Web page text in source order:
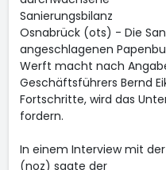
Sanierungsbilanz
Osnabrück (ots) - Die
angeschlagenen
Werft macht nach
Geschäftsführers Bernd
Fortschritte, wird das
fordern.
In einem Interview mit
(noz) sagte der